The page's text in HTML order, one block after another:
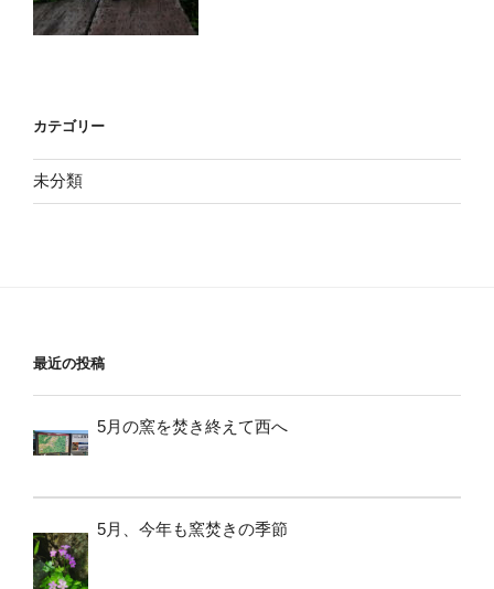
カテゴリー
未分類
最近の投稿
5月の窯を焚き終えて西へ
5月、今年も窯焚きの季節